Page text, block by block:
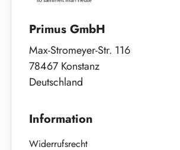
Primus GmbH
Max-Stromeyer-Str. 116
78467 Konstanz
Deutschland
Information
Widerrufsrecht